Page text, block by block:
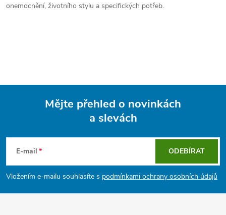
onemocnění, životního stylu a specifických potřeb.
p
a
Mějte přehled o novinkách
a slevách
E-mail
Vložením e-mailu souhlasíte s podmínkami ochrany osobních údajů
ODEBÍRAT